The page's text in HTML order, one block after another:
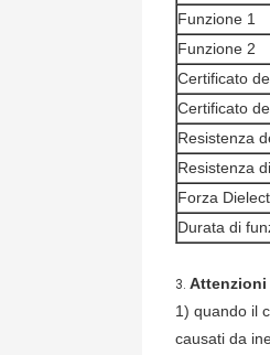
Funzione 1
Funzione 2
Certificato
Certificato
Resistenza
Resistenza
Forza
Durata di
3. Attenzioni
1) quando il
causati da